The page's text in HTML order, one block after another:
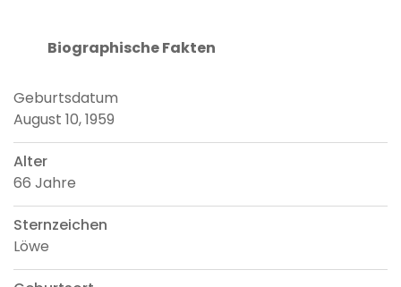
Biographische Fakten
Geburtsdatum
August 10, 1959
Alter
66 Jahre
Sternzeichen
Löwe